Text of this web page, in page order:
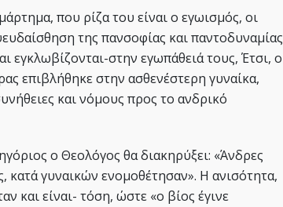
που ρίζα του είναι ο εγωισμός, οι
της πανσοφίας και παντοδυναμίας
εγκλωβίζονται-στην εγωπάθειά τους, Έτσι, ο
επιβλήθηκε στην ασθενέστερη γυναίκα,
και νόμους προς το ανδρικό
ο Θεολόγος θα διακηρύξει: «Άνδρες
κατά γυναικών ενομοθέτησαν». Η ανισότητα,
και είναι- τόση, ώστε «ο βίος έγινε